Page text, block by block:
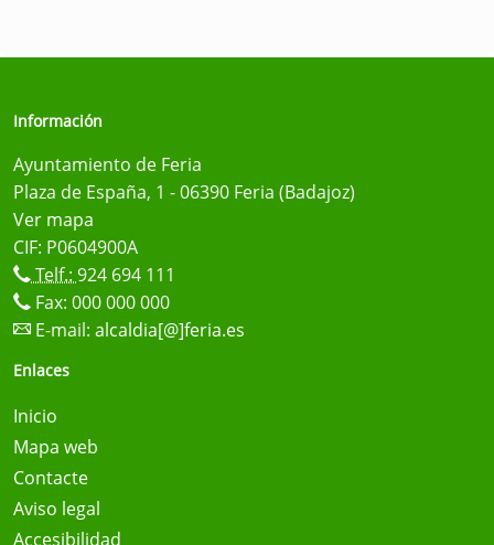
Información
Ayuntamiento de Feria
Plaza de España, 1 - 06390 Feria (Badajoz)
Ver mapa
CIF: P0604900A
Telf.: 924 694 111
Fax: 000 000 000
E-mail: alcaldia[@]feria.es
Enlaces
Inicio
Mapa web
Contacte
Aviso legal
Accesibilidad